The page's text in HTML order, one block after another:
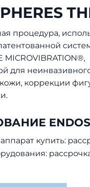
процедура,
MICROVIBRATION®,
для
коррекции
купить: